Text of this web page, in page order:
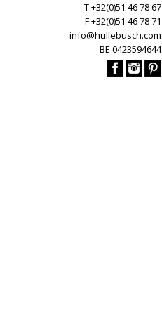
T +32(0)51 46 78 67
F +32(0)51 46 78 71
info@hullebusch.com
BE 0423594644